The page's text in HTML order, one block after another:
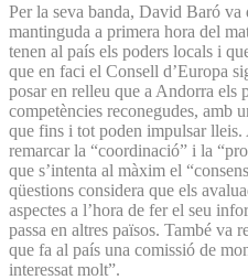
Per la seva banda, David Baró va
mantinguda a primera hora del
tenen al país els poders locals i
que en faci el Consell d’Europa
posar en relleu que a Andorra els
competències reconegudes, amb
que fins i tot poden impulsar lleis.
remarcar la “coordinació” i la
que s’intenta al màxim el
qüestions considera que els
aspectes a l’hora de fer el seu
passa en altres països. També va
que fa al país una comissió de
interessat molt”.